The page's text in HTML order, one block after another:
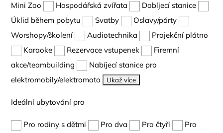
Mini Zoo
Hospodářská zvířata
Dobíjecí stanice
Úklid během pobytu
Svatby
Oslavy/párty
Worshopy/školení
Audiotechnika
Projekční plátno
Karaoke
Rezervace vstupenek
Firemní
akce/teambuilding
Nabíjecí stanice pro
elektromobily/elektromoto
Ukaž více
Ideální ubytování pro
Pro rodiny s dětmi Pro dva Pro čtyři
Pro